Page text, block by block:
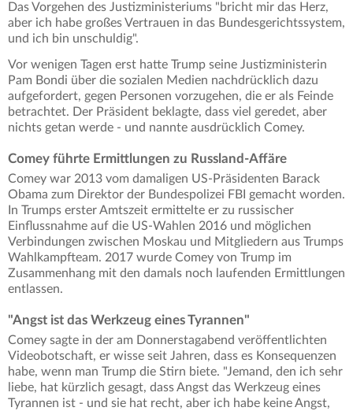
Das Vorgehen des Justizministeriums "bricht mir das Herz,
aber ich habe großes Vertrauen in das Bundesgerichtssystem,
und ich bin unschuldig".
Vor wenigen Tagen erst hatte Trump seine Justizministerin
Pam Bondi über die sozialen Medien nachdrücklich dazu
aufgefordert, gegen Personen vorzugehen, die er als Feinde
betrachtet. Der Präsident beklagte, dass viel geredet, aber
nichts getan werde - und nannte ausdrücklich Comey.
Comey führte Ermittlungen zu Russland-Affäre
Comey war 2013 vom damaligen US-Präsidenten Barack
Obama zum Direktor der Bundespolizei FBI gemacht worden.
In Trumps erster Amtszeit ermittelte er zu russischer
Einflussnahme auf die US-Wahlen 2016 und möglichen
Verbindungen zwischen Moskau und Mitgliedern aus Trumps
Wahlkampfteam. 2017 wurde Comey von Trump im
Zusammenhang mit den damals noch laufenden Ermittlungen
entlassen.
"Angst ist das Werkzeug eines Tyrannen"
Comey sagte in der am Donnerstagabend veröffentlichten
Videobotschaft, er wisse seit Jahren, dass es Konsequenzen
habe, wenn man Trump die Stirn biete. "Jemand, den ich sehr
liebe, hat kürzlich gesagt, dass Angst das Werkzeug eines
Tyrannen ist - und sie hat recht, aber ich habe keine Angst,